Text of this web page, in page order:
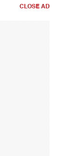
CLOSE AD